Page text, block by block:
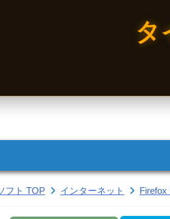
タ
フト TOP インターネット Firefox